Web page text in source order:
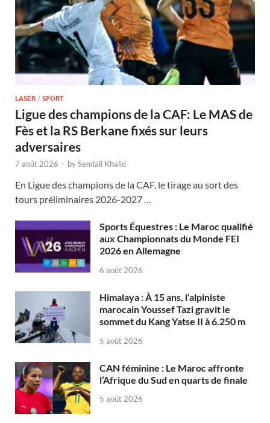
LASER / SPORT
Ligue des champions de la CAF: Le MAS de
Fès et la RS Berkane fixés sur leurs
adversaires
7 août 2026 - bySemlali Khalid
En Ligue des champions de la CAF, le tirage au sort des
tours préliminaires 2026-2027 …
Sports Équestres : Le Maroc qualifié
aux Championnats du Monde FEI
2026 en Allemagne
6 août 2026
Himalaya : À 15 ans, l’alpiniste
marocain Youssef Tazi gravit le
sommet du Kang Yatse II à 6.250 m
5 août 2026
CAN féminine : Le Maroc affronte
l’Afrique du Sud en quarts de finale
5 août 2026